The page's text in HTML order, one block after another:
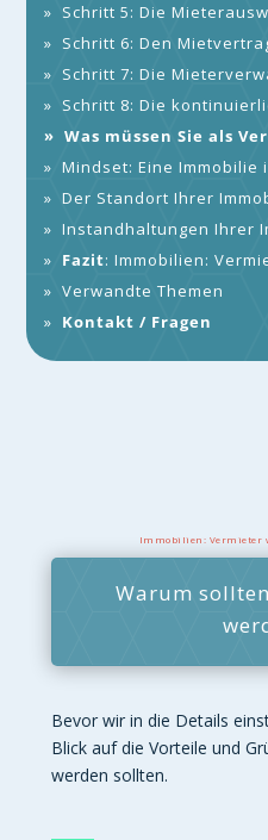
» Schritt 5: Die
» Schritt 6: Den
» Schritt 7: Die
» Schritt 8: Die
» Was müssen Sie als
»Mindset: Eine Immobilie
»Der Standort Ihrer
»Instandhaltungen Ihrer
» Fazit: Immobilien:
»Verwandte Themen
» Kontakt / Fragen
Immobilien: Vermieter
Warum
Bevor wir in die Details
Blick auf die Vorteile und
werden sollten.